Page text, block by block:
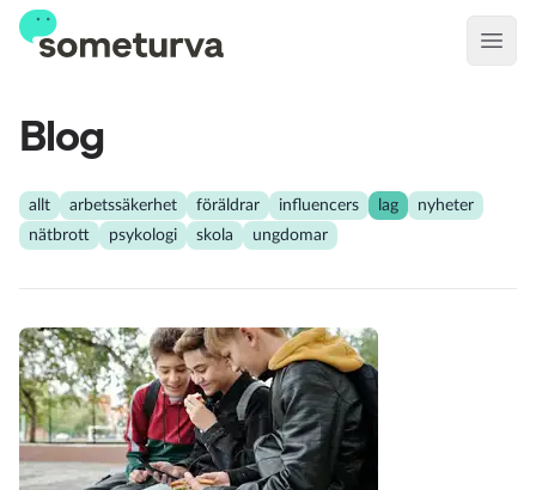
Blog
allt arbetssäkerhet föräldrar influencers lag
nyheter
nätbrott
psykologi skola ungdomar